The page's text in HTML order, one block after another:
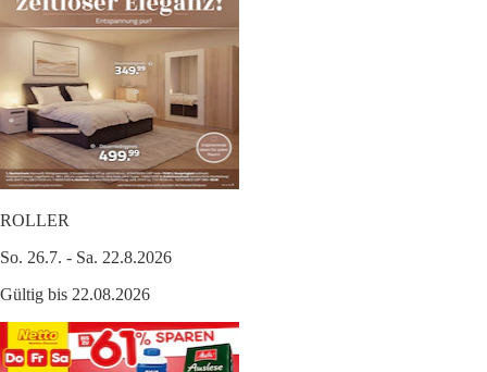
ROLLER
So. 26.7. - Sa. 22.8.2026
Gültig bis 22.08.2026